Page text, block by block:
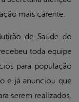
mais carente.
de Saúde do
toda equipe
para população
e já anunciou que
serem realizados.